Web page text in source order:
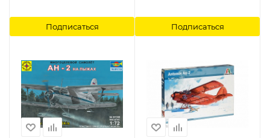
Подписаться Подписаться